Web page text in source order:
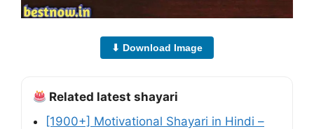
⬇ Download Image
Related latest shayari
[1900+] Motivational Shayari in Hindi –